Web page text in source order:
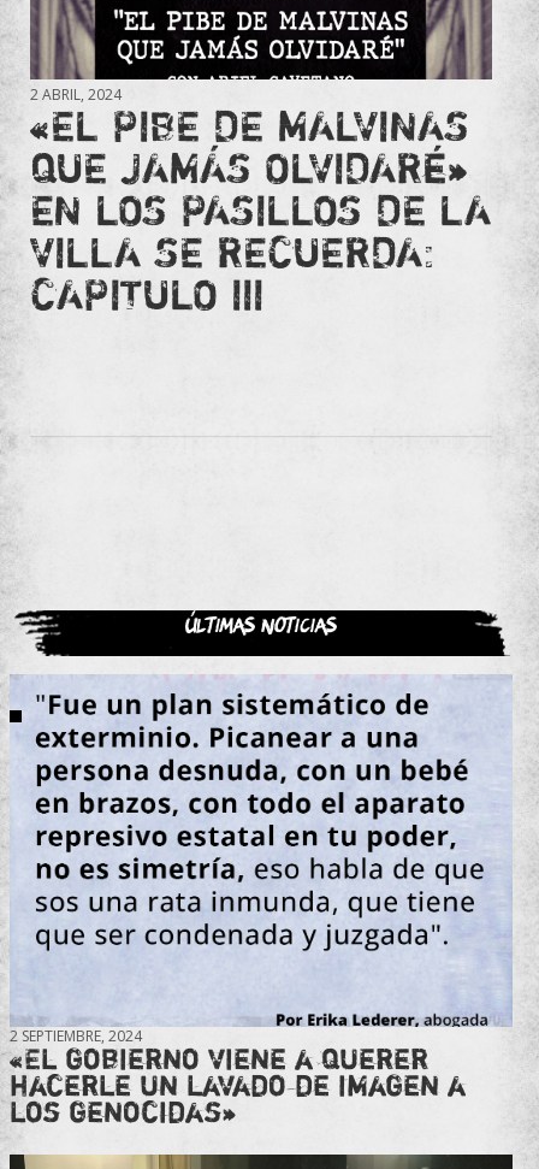
2 ABRIL, 2024
«EL PIBE DE MALVINAS
QUE JAMÁS OLVIDARÉ»
EN LOS PASILLOS DE LA
VILLA SE RECUERDA:
CAPITULO III
Últimas noticias
2 SEPTIEMBRE, 2024
«El gobierno viene a querer
hacerle un lavado de imagen a
los genocidas»